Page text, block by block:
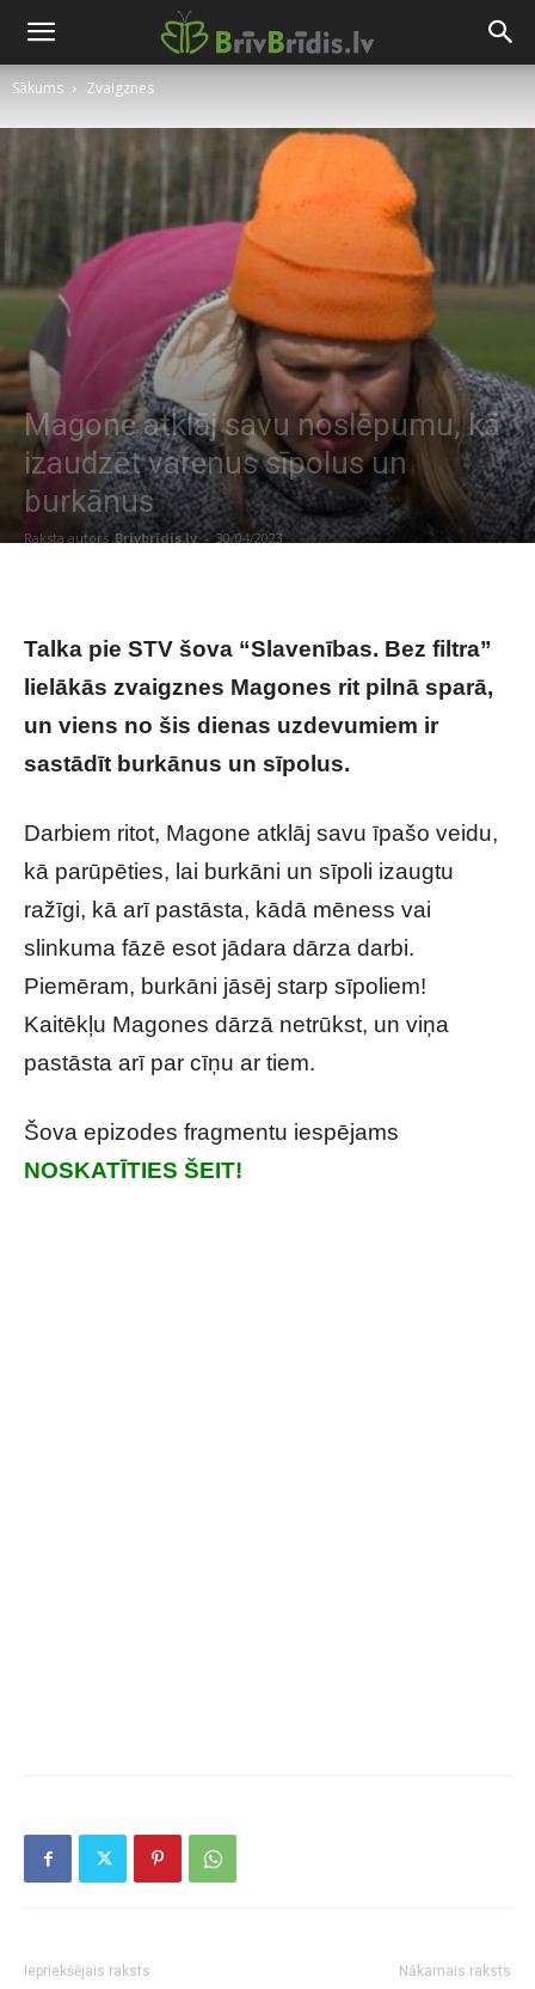
Sākums Zvaigznes
Magone atklāj savu noslēpumu, kā
izaudzēt varenus sīpolus un
burkānus
Raksta autors Brivbridis.lv - 30/04/2023
Talka pie STV šova “Slavenības. Bez filtra”
lielākās zvaigznes Magones rit pilnā sparā,
un viens no šis dienas uzdevumiem ir
sastādīt burkānus un sīpolus.
Darbiem ritot, Magone atklāj savu īpašo veidu,
kā parūpēties, lai burkāni un sīpoli izaugtu
ražīgi, kā arī pastāsta, kādā mēness vai
slinkuma fāzē esot jādara dārza darbi.
Piemēram, burkāni jāsēj starp sīpoliem!
Kaitēkļu Magones dārzā netrūkst, un viņa
pastāsta arī par cīņu ar tiem.
Šova epizodes fragmentu iespējams
NOSKATĪTIES ŠEIT!
Iepriekšējais raksts Nākamais raksts